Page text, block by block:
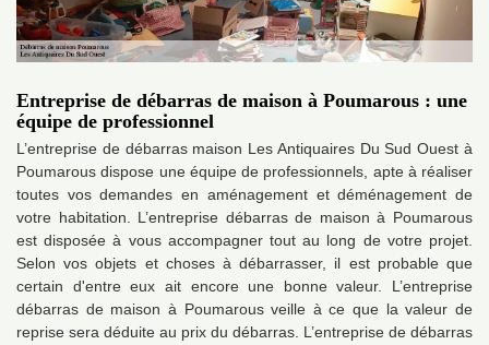
Entreprise de débarras de maison à Poumarous : une
équipe de professionnel
L’entreprise de débarras maison Les Antiquaires Du Sud Ouest à
Poumarous dispose une équipe de professionnels, apte à réaliser
toutes vos demandes en aménagement et déménagement de
votre habitation. L’entreprise débarras de maison à Poumarous
est disposée à vous accompagner tout au long de votre projet.
Selon vos objets et choses à débarrasser, il est probable que
certain d'entre eux ait encore une bonne valeur. L’entreprise
débarras de maison à Poumarous veille à ce que la valeur de
reprise sera déduite au prix du débarras. L’entreprise de débarras